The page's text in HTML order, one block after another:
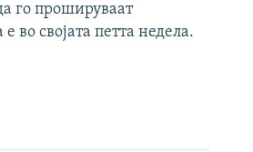
го прошируваат
во својата петта недела.